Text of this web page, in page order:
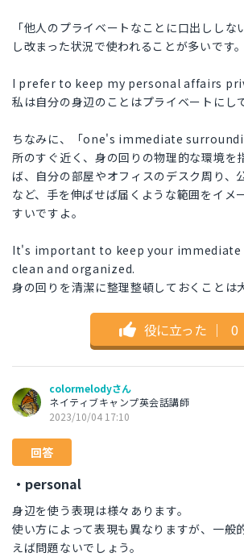
「他人のプライベートなことに口出ししな
し改まった状況で使われることが多いです。
I prefer to keep my personal affairs
私は自分の身辺のことはプライベートにし
ちなみに、「one's immediate
所のすぐ近く、身の回りの物理的な環境を
ば、自分の部屋やオフィスのデスク周り、
など、手を伸ばせば届くような範囲をイメ
すいですよ。
It's important to keep your immediate
clean and organized.
身の回りを清潔に整理整頓しておくことは
役に立った ｜ 0
colormelodyさん
ネイティブキャンプ英会話講師
2023/10/04 17:10
回答
・personal
身辺を使う表現は様々あります。
使い方によって表現も異なりますが、一
えば問題ないでしょう。